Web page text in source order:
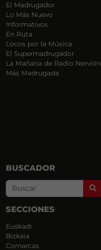
El Madrugador
Lo Más Nuevo
Informativos
En Ruta
Locos por la Música
El Supermadrugador
La Mañana de Radio Nervión
Más Madrugada
BUSCADOR
SECCIONES
Euskadi
Bizkaia
Comarcas